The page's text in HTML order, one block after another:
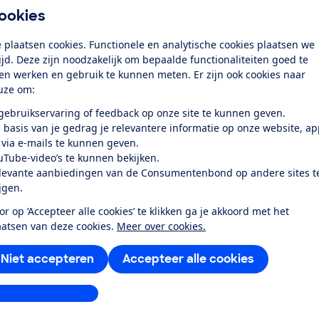
plaatsen cookies. Functionele en analytische cookies plaatsen we
Deze zijn noodzakelijk om bepaalde functionaliteiten goed te
werken en gebruik te kunnen meten. Er zijn ook cookies naar
om:
of feedback op onze site te kunnen geven.
basis van je gedrag je relevantere informatie op onze website,
e-mails te kunnen geven.
video’s te kunnen bekijken.
aanbiedingen van de Consumentenbond op andere sites
op ‘Accepteer alle cookies’ te klikken ga je akkoord met het
van deze cookies. Meer over cookies.
Accepteer alle cookies
Niet accepteren
aanpassen
en zoeker
toegang tot deze test?
Word lid
Al lid? Log in